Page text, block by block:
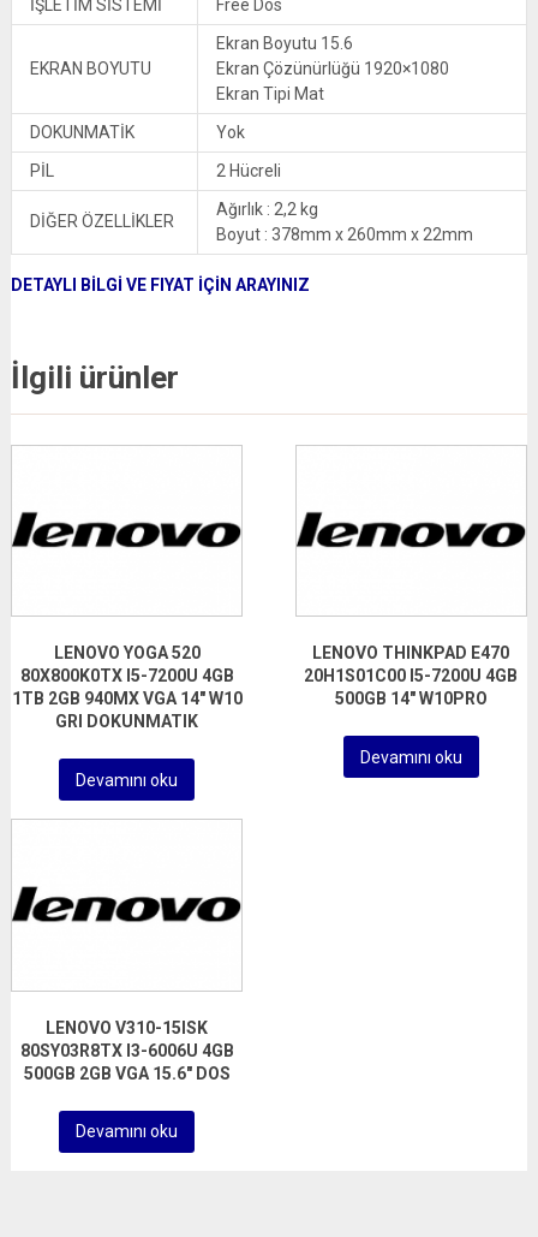
İŞLETİM SİSTEMİ Free Dos
EKRAN BOYUTU
Ekran Boyutu 15.6
Ekran Çözünürlüğü 1920×1080
Ekran Tipi Mat
DOKUNMATİK
Yok
PİL
2 Hücreli
DİĞER ÖZELLİKLER
Ağırlık : 2,2 kg
Boyut : 378mm x 260mm x 22mm
DETAYLI BİLGİ VE FIYAT İÇİN ARAYINIZ
İlgili ürünler
LENOVO YOGA 520
80X800K0TX I5-7200U 4GB
1TB 2GB 940MX VGA 14″ W10
GRI DOKUNMATIK
Devamını oku
LENOVO THINKPAD E470
20H1S01C00 I5-7200U 4GB
500GB 14″ W10PRO
Devamını oku
LENOVO V310-15ISK
80SY03R8TX I3-6006U 4GB
500GB 2GB VGA 15.6″ DOS
Devamını oku